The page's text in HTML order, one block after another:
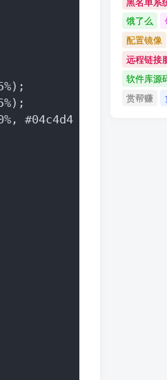
#04c4d4 65%, #fc5c5c
饿了么
配置镜像
远程链接
软件库源
赏帮赚